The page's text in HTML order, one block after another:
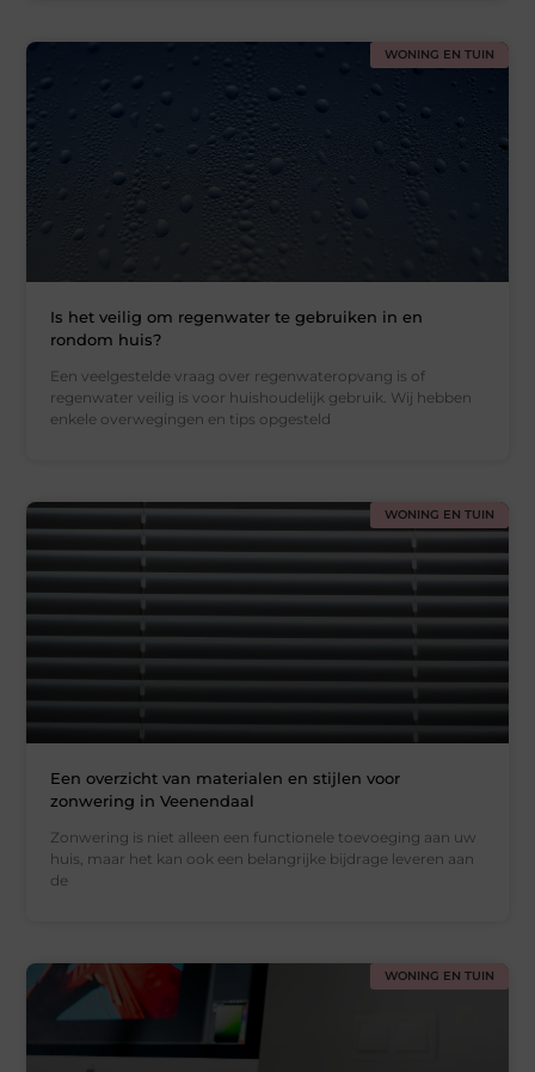
WONING EN TUIN
Is het veilig om regenwater te gebruiken in en
rondom huis?
Een veelgestelde vraag over regenwateropvang is of
regenwater veilig is voor huishoudelijk gebruik. Wij hebben
enkele overwegingen en tips opgesteld
WONING EN TUIN
Een overzicht van materialen en stijlen voor
zonwering in Veenendaal
Zonwering is niet alleen een functionele toevoeging aan uw
huis, maar het kan ook een belangrijke bijdrage leveren aan
de
WONING EN TUIN